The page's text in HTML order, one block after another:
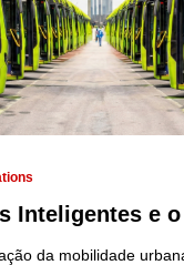
Inteligentes e o
da mobilidade